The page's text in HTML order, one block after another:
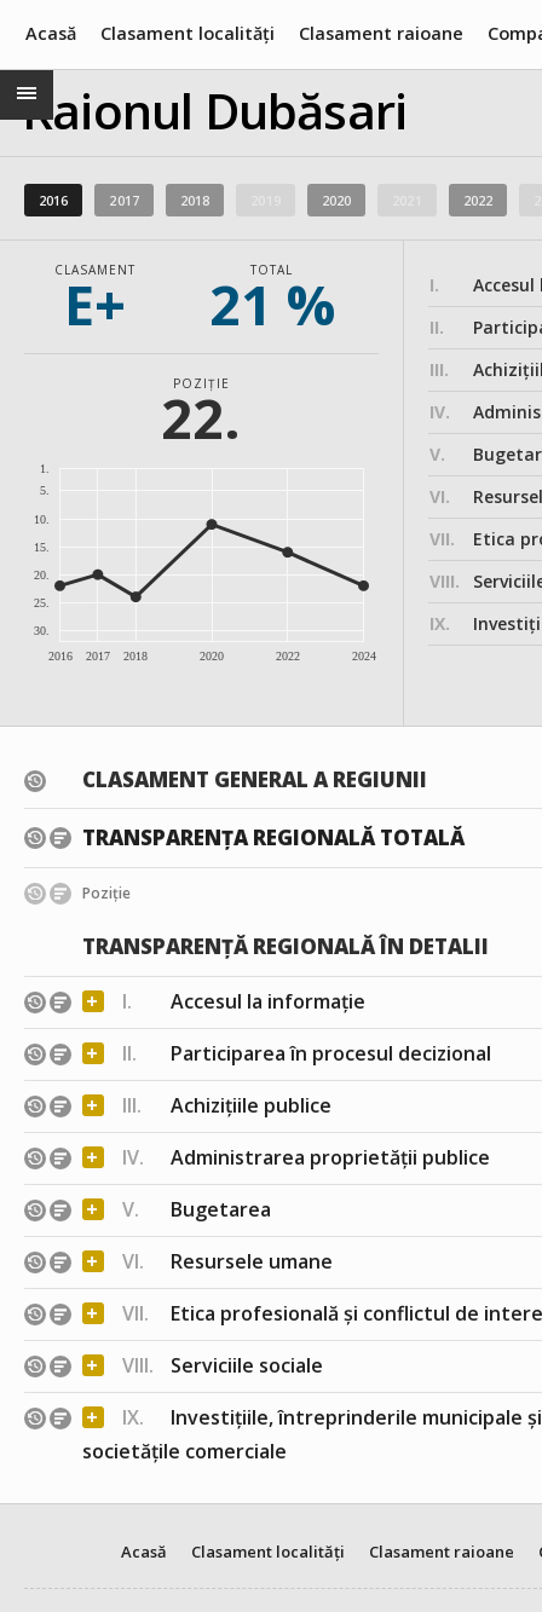
Acasă Clasament localități Clasament raioane
Raionul Dubăsari
2016 2017 2018 2020 2022
CLASAMENT
E+ TOTAL
21 %
POZIȚIE
22.
2016 2017 2018 2020 2022 2024
1.
5.
10.
15.
20.
25.
30.
I.
II.
III.
IV.
V.
VI.
VII.
Etica
VIII.
IX.
Investițiile,
CLASAMENT GENERAL A REGIUNII
TRANSPARENȚA REGIONALĂ TOTALĂ
Poziție
TRANSPARENȚĂ REGIONALĂ ÎN DETALII
+
I. Accesul la informație
+ II. Participarea în procesul decizional
+ III. Achizițiile publice
+ IV. Administrarea proprietății publice
+ V. Bugetarea
+ VI. Resursele umane
+ VII. Etica profesională și conflictul de
+ VIII. Serviciile sociale
+ IX.
Investițiile, întreprinderile municipale
societățile comerciale
Acasă Clasament localități Clasament raioane